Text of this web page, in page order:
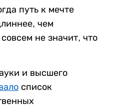
путь к мечте
чем
не значит, что
и высшего
список